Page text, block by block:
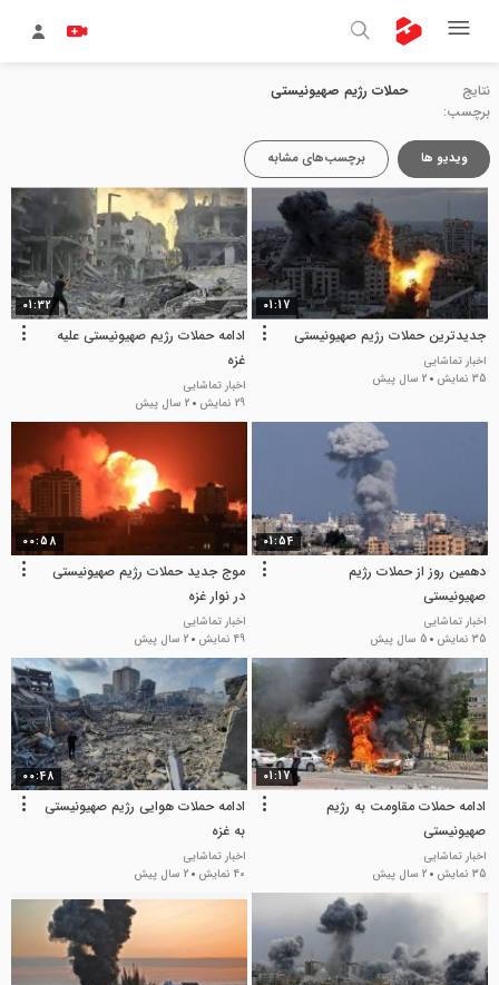
نتایج
برچسب:
حملات رژیم صهیونیستی
ویدیو ها برچسب‌های مشابه
01:17
جدیدترین حملات رژیم صهیونیستی
اخبار تماشایی
35 نمایش
2 سال پیش
01:32
ادامه حملات رژیم صهیونیستی علیه
غزه
اخبار تماشایی
29 نمایش
2 سال پیش
01:54
دهمین روز از حملات رژیم
صهیونیستی
اخبار تماشایی
35 نمایش
5 سال پیش
00:58
موج جدید حملات رژیم صهیونیستی
در نوار غزه
اخبار تماشایی
49 نمایش
2 سال پیش
01:17
ادامه حملات مقاومت به رژیم
صهیونیستی
اخبار تماشایی
35 نمایش
2 سال پیش
00:48
ادامه حملات هوایی رژیم صهیونیستی
به غزه
اخبار تماشایی
40 نمایش
2 سال پیش